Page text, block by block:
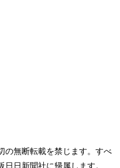
の無断転載を禁じます。すべ
日新聞社に帰属します。